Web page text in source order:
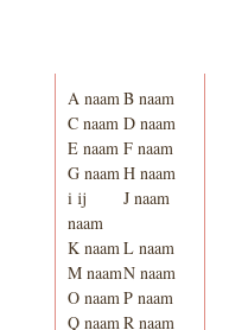
A naamB naam
C naam D naam
E naam F naam
G naamH naam
i ij
naam
J naam
K naamL naam
M naamN naam
O naamP naam
Q naamR naam